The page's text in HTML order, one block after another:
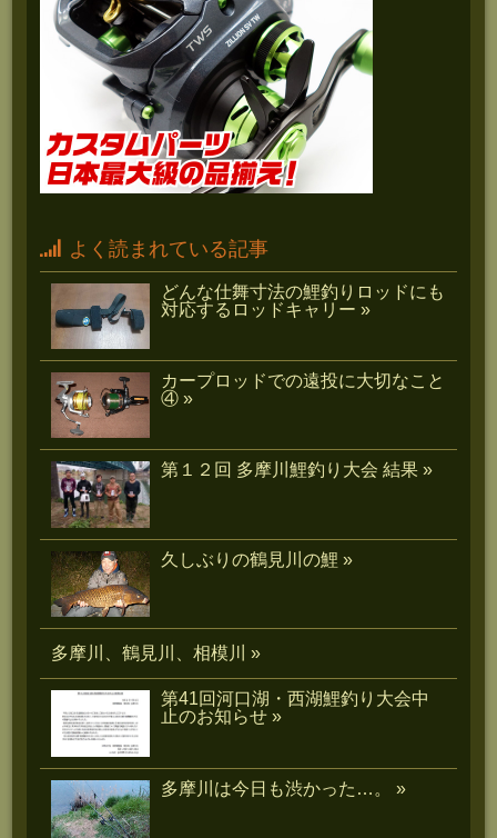
よく読まれている記事
どんな仕舞寸法の鯉釣りロッドにも
対応するロッドキャリー »
カープロッドでの遠投に大切なこと
④ »
第１２回 多摩川鯉釣り大会 結果 »
久しぶりの鶴見川の鯉 »
多摩川、鶴見川、相模川 »
第41回河口湖・西湖鯉釣り大会中
止のお知らせ »
多摩川は今日も渋かった…。 »